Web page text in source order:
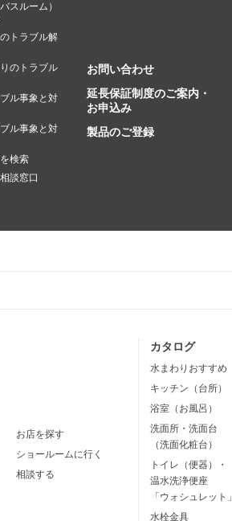
スルーム）
トラブル解
のトラブル
ル事象と対
ル事象と対
検索
談窓口
お問い合わせ
延長保証制度のご案内・
お申込み
製品のご登録
お店を探す
ショールームに行く
相談する
カタログ
水まわりおすすめ
キッチン（台所）
浴室（お風呂）
洗面所・洗面台
（洗面化粧台）
トイレ（便器）・
温水洗浄便座
「ウォシュレット」
水栓金具